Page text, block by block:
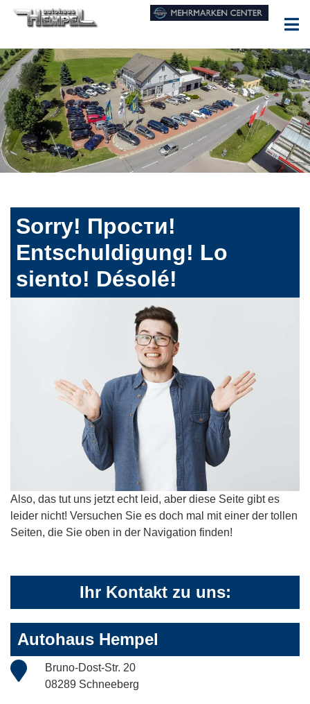
Sorry! Прости!
Entschuldigung! Lo
siento! Désolé!
Also, das tut uns jetzt echt leid, aber diese Seite gibt es
leider nicht! Versuchen Sie es doch mal mit einer der tollen
Seiten, die Sie oben in der Navigation finden!
Ihr Kontakt zu uns:
Autohaus Hempel
Bruno-Dost-Str. 20
08289 Schneeberg